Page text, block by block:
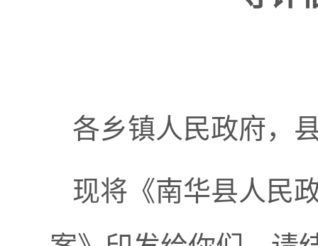
各乡镇人民政府，
现将《南华县人民